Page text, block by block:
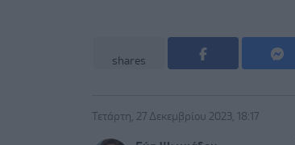
shares
Τετάρτη, 27 Δεκεμβρίου 2023, 18:17